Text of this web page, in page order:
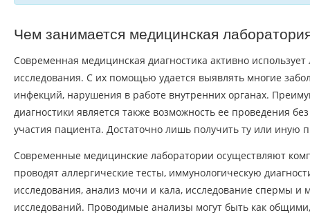
Чем занимается медицинская
Современная медицинская диагностика активно
исследования. С их помощью удается выявлять многие
инфекций, нарушения в работе внутренних органах.
диагностики является также возможность ее проведения
участия пациента. Достаточно лишь получить ту или иную
Современные медицинские лаборатории осуществляют
проводят аллергические тесты, иммунологическую
исследования, анализ мочи и кала, исследование спермы и
исследований. Проводимые анализы могут быть как